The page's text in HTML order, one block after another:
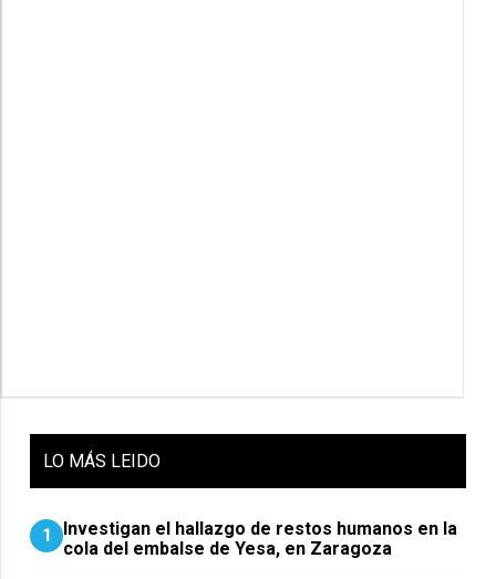
LO MÁS LEIDO
1
Investigan el hallazgo de restos humanos en la
cola del embalse de Yesa, en Zaragoza